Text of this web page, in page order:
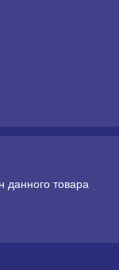
данного товара